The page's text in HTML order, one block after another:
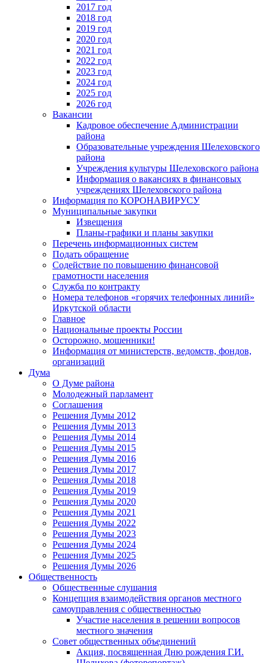
2017 год
2018 год
2019 год
2020 год
2021 год
2022 год
2023 год
2024 год
2025 год
2026 год
Вакансии
Кадровое обеспечение Администрации
района
Образовательные учреждения Шелеховского
района
Учреждения культуры Шелеховского района
Информация о вакансиях в финансовых
учреждениях Шелеховского района
Информация по КОРОНАВИРУСУ
Муниципальные закупки
Извещения
Планы-графики и планы закупки
Перечень информационных систем
Подать обращение
Содействие по повышению финансовой
грамотности населения
Служба по контракту
Номера телефонов «горячих телефонных линий»
Иркутской области
Главное
Национальные проекты России
Осторожно, мошенники!
Информация от министерств, ведомств, фондов,
организаций
Дума
О Думе района
Молодежный парламент
Соглашения
Решения Думы 2012
Решения Думы 2013
Решения Думы 2014
Решения Думы 2015
Решения Думы 2016
Решения Думы 2017
Решения Думы 2018
Решения Думы 2019
Решения Думы 2020
Решения Думы 2021
Решения Думы 2022
Решения Думы 2023
Решения Думы 2024
Решения Думы 2025
Решения Думы 2026
Общественность
Общественные слушания
Концепция взаимодействия органов местного
самоуправления с общественностью
Участие населения в решении вопросов
местного значения
Совет общественных объединений
Акция, посвященная Дню рождения Г.И.